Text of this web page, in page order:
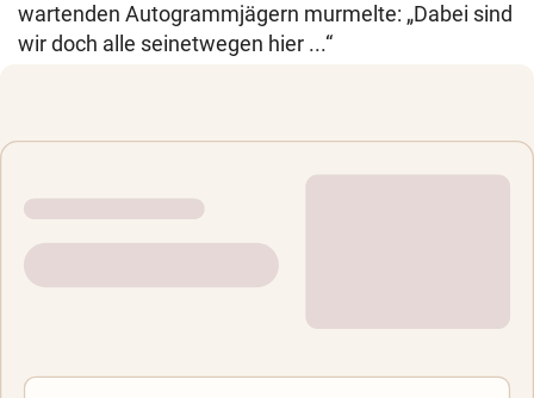
wartenden Autogrammjägern murmelte: „Dabei sind
wir doch alle seinetwegen hier ...“